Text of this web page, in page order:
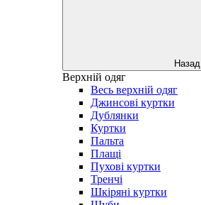
Назад
Верхній одяг
Весь верхній одяг
Джинсові куртки
Дублянки
Куртки
Пальта
Плащі
Пухові куртки
Тренчі
Шкіряні куртки